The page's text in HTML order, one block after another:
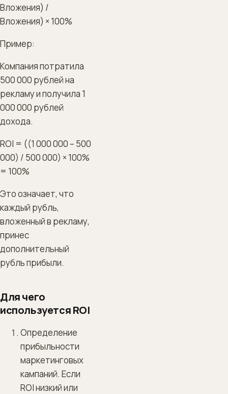
Вложения) /
Вложения) × 100%
Пример:
Компания потратила
500 000 рублей на
рекламу и получила 1
000 000 рублей
дохода.
ROI = ((1 000 000 – 500
000) / 500 000) × 100%
= 100%
Это означает, что
каждый рубль,
вложенный в рекламу,
принес
дополнительный
рубль прибыли.
Для чего
используется ROI
Определение
прибыльности
маркетинговых
кампаний. Если
ROI низкий или